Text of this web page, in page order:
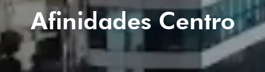
Afinidades Centro